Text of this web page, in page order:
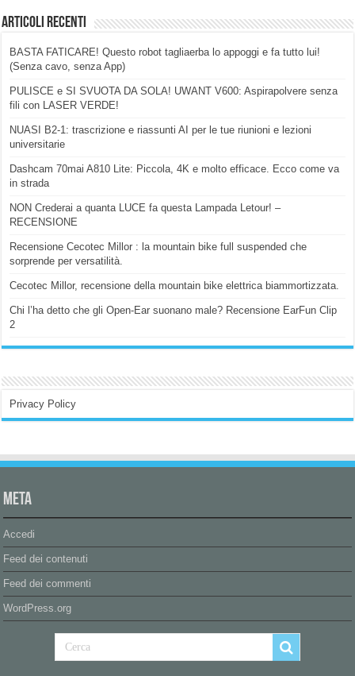
Articoli Recenti
BASTA FATICARE! Questo robot tagliaerba lo appoggi e fa tutto lui!
(Senza cavo, senza App)
PULISCE e SI SVUOTA DA SOLA! UWANT V600: Aspirapolvere senza
fili con LASER VERDE!
NUASI B2-1: trascrizione e riassunti AI per le tue riunioni e lezioni
universitarie
Dashcam 70mai A810 Lite: Piccola, 4K e molto efficace. Ecco come va
in strada
NON Crederai a quanta LUCE fa questa Lampada Letour! –
RECENSIONE
Recensione Cecotec Millor : la mountain bike full suspended che
sorprende per versatilità.
Cecotec Millor, recensione della mountain bike elettrica biammortizzata.
Chi l’ha detto che gli Open-Ear suonano male? Recensione EarFun Clip
2
Privacy Policy
Meta
Accedi
Feed dei contenuti
Feed dei commenti
WordPress.org